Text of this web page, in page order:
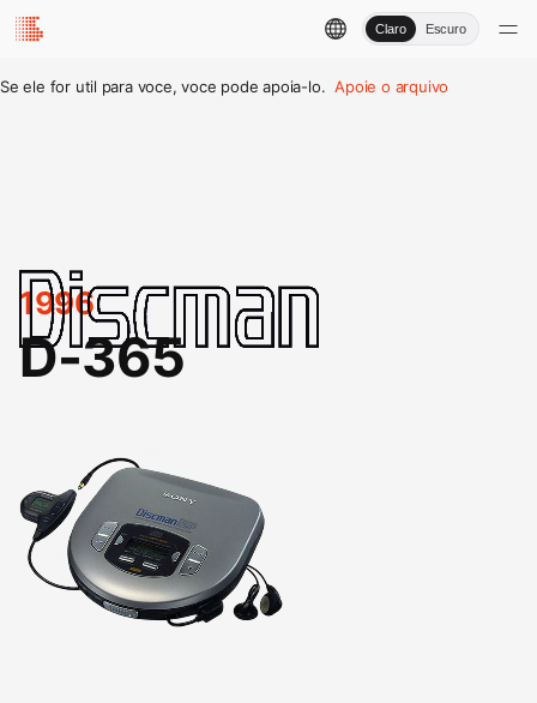
Claro Escuro
Se ele for util para voce, voce pode apoia-lo. Apoie o arquivo
1996
D-365